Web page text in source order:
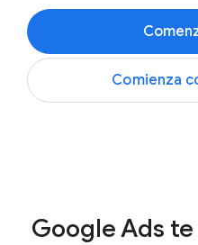
Comienza
Google Ads